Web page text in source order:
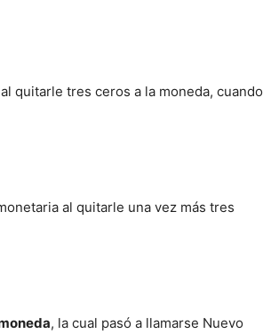
quitarle tres ceros a la moneda, cuando
al quitarle una vez más tres
, la cual pasó a llamarse Nuevo